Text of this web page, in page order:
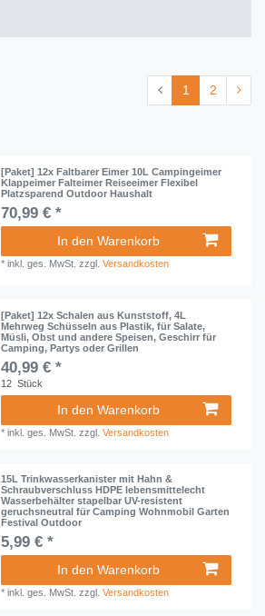
1 2
[Paket] 12x Faltbarer Eimer 10L Campingeimer
Klappeimer Falteimer Reiseeimer Flexibel
Platzsparend Outdoor Haushalt
70,99 € *
In den Warenkorb
*inkl. ges. MwSt. zzgl.Versandkosten
[Paket] 12x Schalen aus Kunststoff, 4L
Mehrweg Schüsseln aus Plastik, für Salate,
Müsli, Obst und andere Speisen, Geschirr für
Camping, Partys oder Grillen
40,99 € *
12 Stück
In den Warenkorb
*inkl. ges. MwSt. zzgl.Versandkosten
15L Trinkwasserkanister mit Hahn &
Schraubverschluss HDPE lebensmittelecht
Wasserbehälter stapelbar UV-resistent
geruchsneutral für Camping Wohnmobil Garten
Festival Outdoor
5,99 € *
In den Warenkorb
*inkl. ges. MwSt. zzgl.Versandkosten